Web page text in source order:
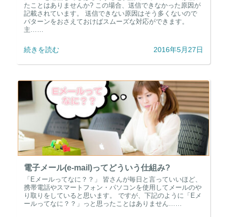
たことはありませんか? この場合、送信できなかった原因が
記載されています。 送信できない原因はそう多くないので
パターンをおさえておけばスムーズな対応ができます。
主……
続きを読む 2016年5月27日
電子メール(e-mail)ってどういう仕組み?
「Eメールってなに？？」 皆さんが毎日と言っていいほど、
携帯電話やスマートフォン・パソコンを使用してメールのや
り取りをしていると思います。 ですが、下記のように「Eメ
ールってなに？？」っと思ったことはありません……